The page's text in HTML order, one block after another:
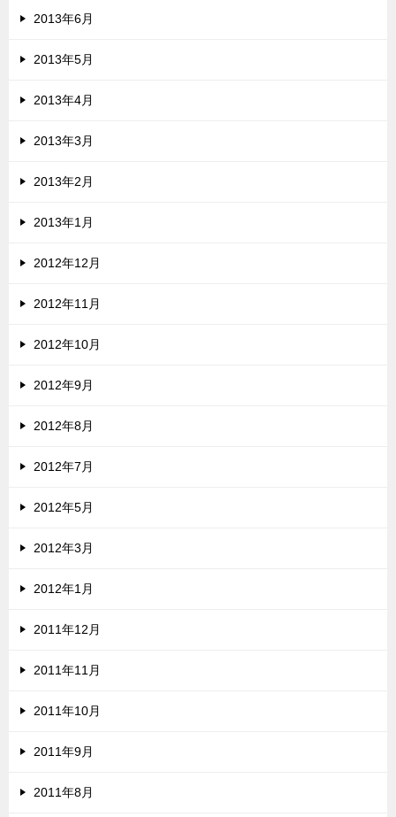
2013年6月
2013年5月
2013年4月
2013年3月
2013年2月
2013年1月
2012年12月
2012年11月
2012年10月
2012年9月
2012年8月
2012年7月
2012年5月
2012年3月
2012年1月
2011年12月
2011年11月
2011年10月
2011年9月
2011年8月